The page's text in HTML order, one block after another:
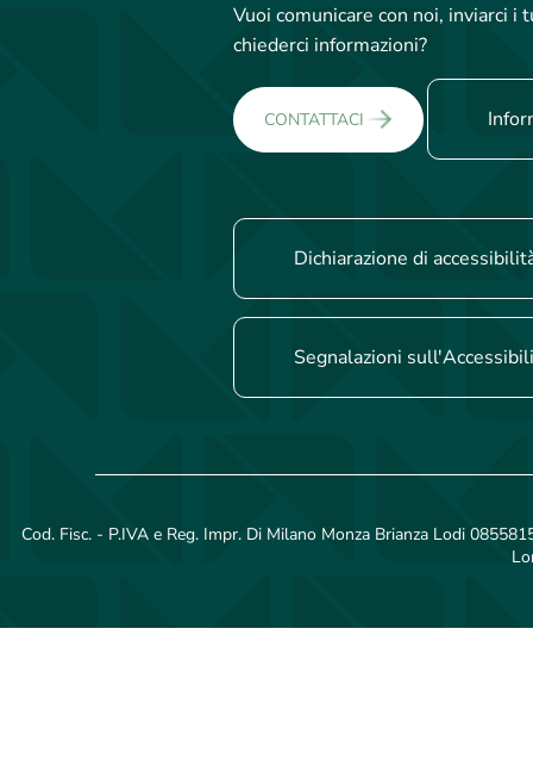
Vuoi comunicare con noi, inviarci
chiederci informazioni?
CONTATTACI
Dichiarazione di
Segnalazioni
Cod. Fisc. - P.IVA e Reg. Impr. Di Milano Monza Brianza Lodi